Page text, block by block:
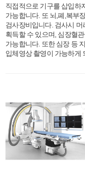
직접적으로 기구를 삽입하
가능합니다. 또 뇌,폐,복부
검사장비입니다. 검사시
획득할 수 있으며, 심장혈
가능합니다. 또한 심장 등
입체영상 촬영이 가능하게